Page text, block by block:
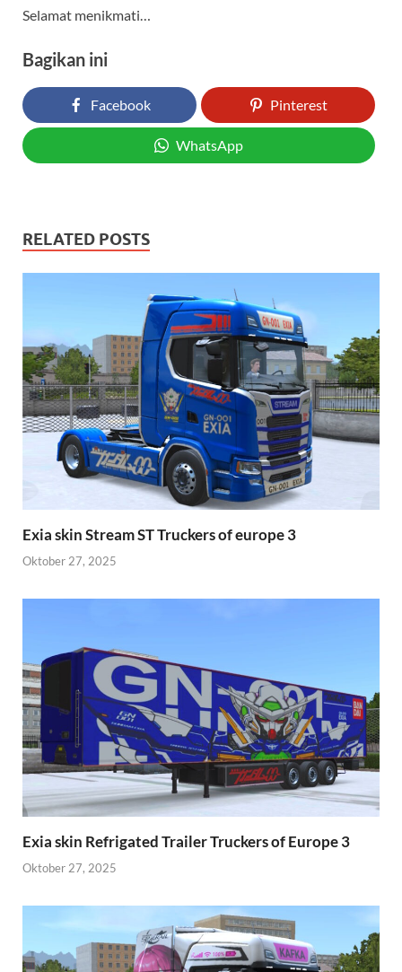
Selamat menikmati…
Bagikan ini
Facebook Pinterest
WhatsApp
RELATED POSTS
Exia skin Stream ST Truckers of europe 3
Oktober 27, 2025
Exia skin Refrigated Trailer Truckers of Europe 3
Oktober 27, 2025